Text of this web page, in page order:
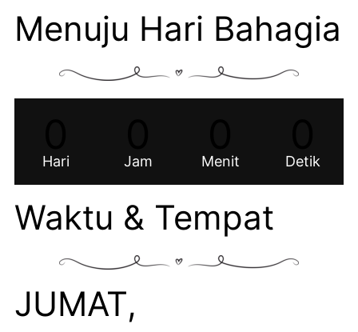
Menuju Hari Bahagia
Hari Jam Menit Detik
Waktu & Tempat
JUMAT,